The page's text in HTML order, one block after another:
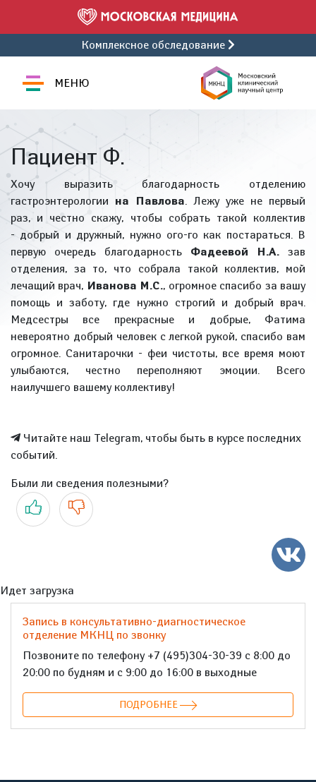
Комплексное обследование
МЕНЮ
Пациент Ф.
Хочу выразить благодарность отделению
гастроэнтерологии на Павлова. Лежу уже не первый
раз, и честно скажу, чтобы собрать такой коллектив
- добрый и дружный, нужно ого-го как постараться. В
первую очередь благодарность Фадеевой Н.А. зав
отделения, за то, что собрала такой коллектив, мой
лечащий врач, Иванова М.С., огромное спасибо за вашу
помощь и заботу, где нужно строгий и добрый врач.
Медсестры все прекрасные и добрые, Фатима
невероятно добрый человек с легкой рукой, спасибо вам
огромное. Санитарочки - феи чистоты, все время моют
улыбаются, честно переполняют эмоции. Всего
наилучшего вашему коллективу!
Читайте наш Telegram, чтобы быть в курсе последних
событий.
Были ли сведения полезными?
Да Нет
Идет загрузка
Запись в консультативно-диагностическое
отделение МКНЦ по звонку
Позвоните по телефону +7 (495)304-30-39 с 8:00 до
20:00 по будням и с 9:00 до 16:00 в выходные
ПОДРОБНЕЕ